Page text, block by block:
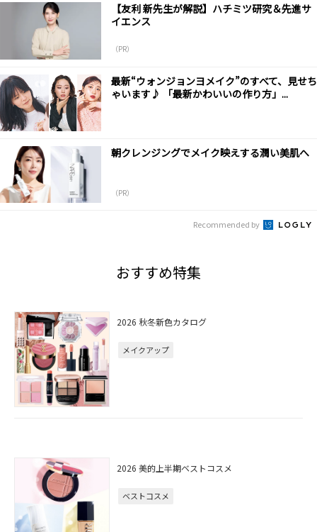
【友利 新先生が解説】ハチミツ研究＆先進サ
イエンス
（PR）
最新“ウォンジョンヨメイク”のすべて、見せち
ゃいます♪ 「最新かわいいの作り方」...
朝クレンジングでメイク映えする潤い美肌へ
（PR）
Recommended by
おすすめ特集
2026 秋冬新色カタログ
メイクアップ
2026 美的上半期ベストコスメ
ベストコスメ